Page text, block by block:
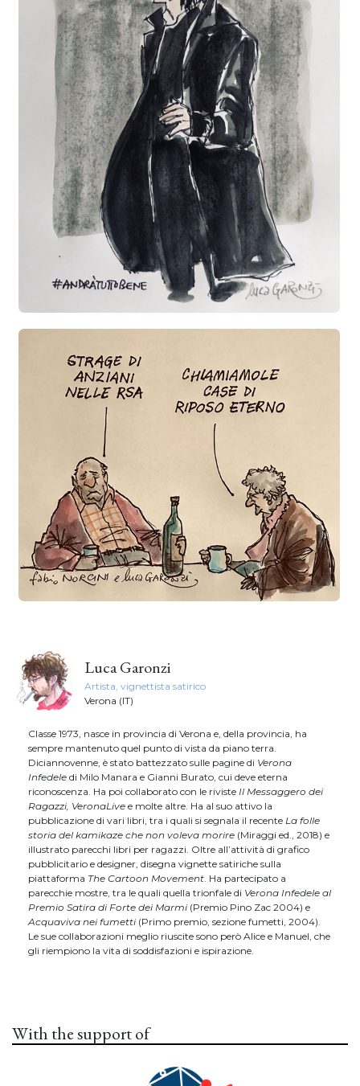
Luca Garonzi
Artista, vignettista satirico
Verona (IT)
Classe 1973, nasce in provincia di Verona e, della provincia, ha
sempre mantenuto quel punto di vista da piano terra.
Diciannovenne, è stato battezzato sulle pagine di Verona
Infedele di Milo Manara e Gianni Burato, cui deve eterna
riconoscenza. Ha poi collaborato con le riviste Il Messaggero dei
Ragazzi, VeronaLive e molte altre. Ha al suo attivo la
pubblicazione di vari libri, tra i quali si segnala il recente La folle
storia del kamikaze che non voleva morire (Miraggi ed., 2018) e
illustrato parecchi libri per ragazzi. Oltre all’attività di grafico
pubblicitario e designer, disegna vignette satiriche sulla
piattaforma The Cartoon Movement. Ha partecipato a
parecchie mostre, tra le quali quella trionfale di Verona Infedele al
Premio Satira di Forte dei Marmi (Premio Pino Zac 2004) e
Acquaviva nei fumetti (Primo premio, sezione fumetti, 2004).
Le sue collaborazioni meglio riuscite sono però Alice e Manuel, che
gli riempiono la vita di soddisfazioni e ispirazione.
With the support of